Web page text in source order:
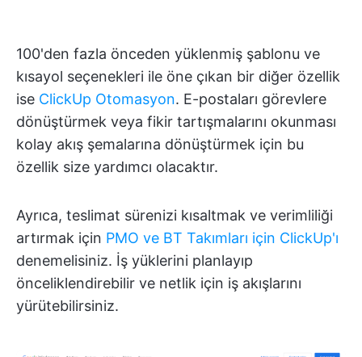
100'den fazla önceden yüklenmiş şablonu ve
kısayol seçenekleri ile öne çıkan bir diğer özellik
ise ClickUp Otomasyon. E-postaları görevlere
dönüştürmek veya fikir tartışmalarını okunması
kolay akış şemalarına dönüştürmek için bu
özellik size yardımcı olacaktır.
Ayrıca, teslimat sürenizi kısaltmak ve verimliliği
artırmak için PMO ve BT Takımları için ClickUp'ı
denemelisiniz. İş yüklerini planlayıp
önceliklendirebilir ve netlik için iş akışlarını
yürütebilirsiniz.